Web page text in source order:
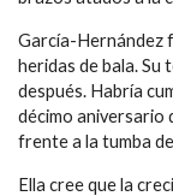
García-Hernández
heridas de bala.
después. Habría
décimo aniversario
frente a la tumba
Ella cree que la